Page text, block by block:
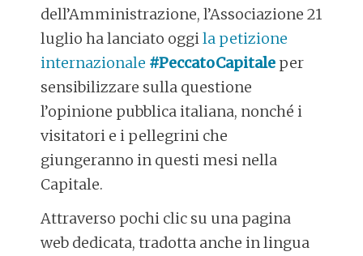
dell’Amministrazione, l’Associazione 21
luglio ha lanciato oggila petizione
internazionale #PeccatoCapitale per
sensibilizzare sulla questione
l’opinione pubblica italiana, nonché i
visitatori e i pellegrini che
giungeranno in questi mesi nella
Capitale.
Attraverso pochi clic su una pagina
web dedicata, tradotta anche in lingua